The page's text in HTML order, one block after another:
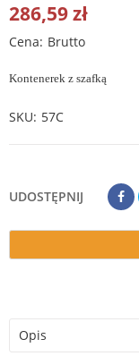
286,59 zł
Cena Brutto
Kontenerek z szafką
SKU 57C
UDOSTĘPNIJ
Opis